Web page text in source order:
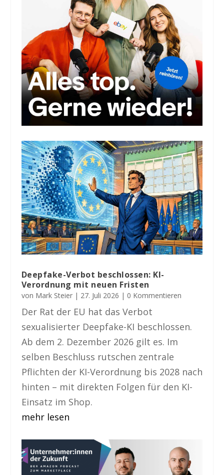
Deepfake-Verbot beschlossen: KI-
Verordnung mit neuen Fristen
von Mark Steier| 27. Juli 2026 | 0 Kommentieren
Der Rat der EU hat das Verbot
sexualisierter Deepfake-KI beschlossen.
Ab dem 2. Dezember 2026 gilt es. Im
selben Beschluss rutschen zentrale
Pflichten der KI-Verordnung bis 2028 nach
hinten – mit direkten Folgen für den KI-
Einsatz im Shop.
mehr lesen